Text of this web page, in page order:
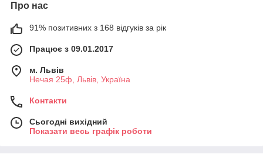
Про нас
91% позитивних з 168 відгуків за рік
Працює з 09.01.2017
м. Львів
Нечая 25ф, Львів, Україна
Контакти
Сьогодні вихідний
Показати весь графік роботи